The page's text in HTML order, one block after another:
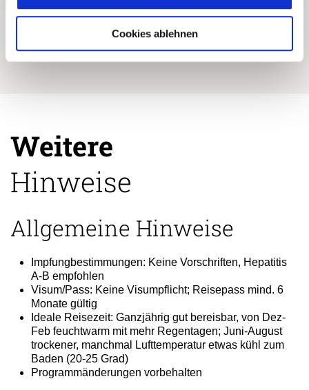
Cookies ablehnen
Weitere
Hinweise
Allgemeine Hinweise
Impfungbestimmungen: Keine Vorschriften, Hepatitis
A-B empfohlen
Visum/Pass: Keine Visumpflicht; Reisepass mind. 6
Monate gültig
Ideale Reisezeit: Ganzjährig gut bereisbar, von Dez-
Feb feuchtwarm mit mehr Regentagen; Juni-August
trockener, manchmal Lufttemperatur etwas kühl zum
Baden (20-25 Grad)
Programmänderungen vorbehalten